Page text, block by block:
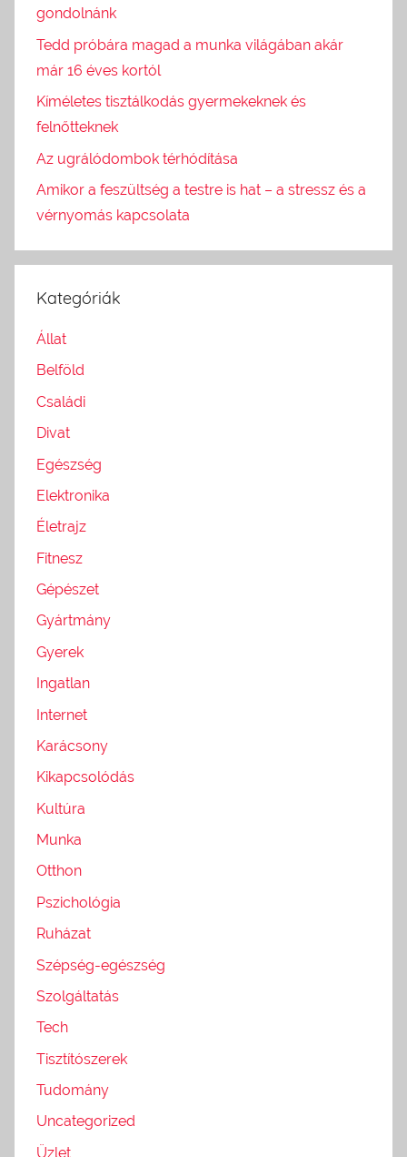
gondolnánk
Tedd próbára magad a munka világában akár
már 16 éves kortól
Kíméletes tisztálkodás gyermekeknek és
felnőtteknek
Az ugrálódombok térhódítása
Amikor a feszültség a testre is hat – a stressz és a
vérnyomás kapcsolata
Kategóriák
Állat
Belföld
Családi
Divat
Egészség
Elektronika
Életrajz
Fitnesz
Gépészet
Gyártmány
Gyerek
Ingatlan
Internet
Karácsony
Kikapcsolódás
Kultúra
Munka
Otthon
Pszichológia
Ruházat
Szépség-egészség
Szolgáltatás
Tech
Tisztítószerek
Tudomány
Uncategorized
Üzlet